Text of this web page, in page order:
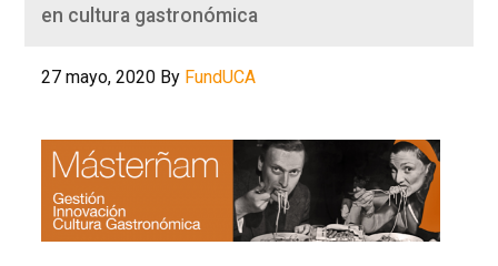
en cultura gastronómica
27 mayo, 2020 By FundUCA